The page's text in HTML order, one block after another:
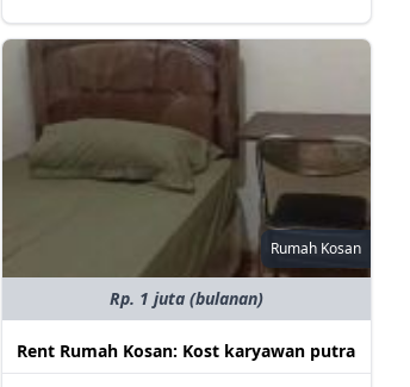
Rumah Kosan
Rp. 1 juta (bulanan)
Rent Rumah Kosan: Kost karyawan putra